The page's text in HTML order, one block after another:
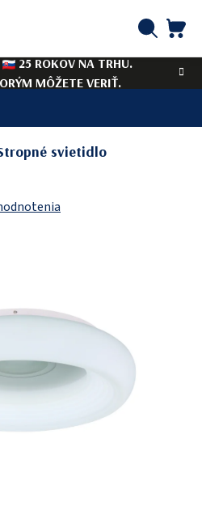
25 ROKOV NA TRHU.
MÔŽETE VERIŤ.
svietidlo